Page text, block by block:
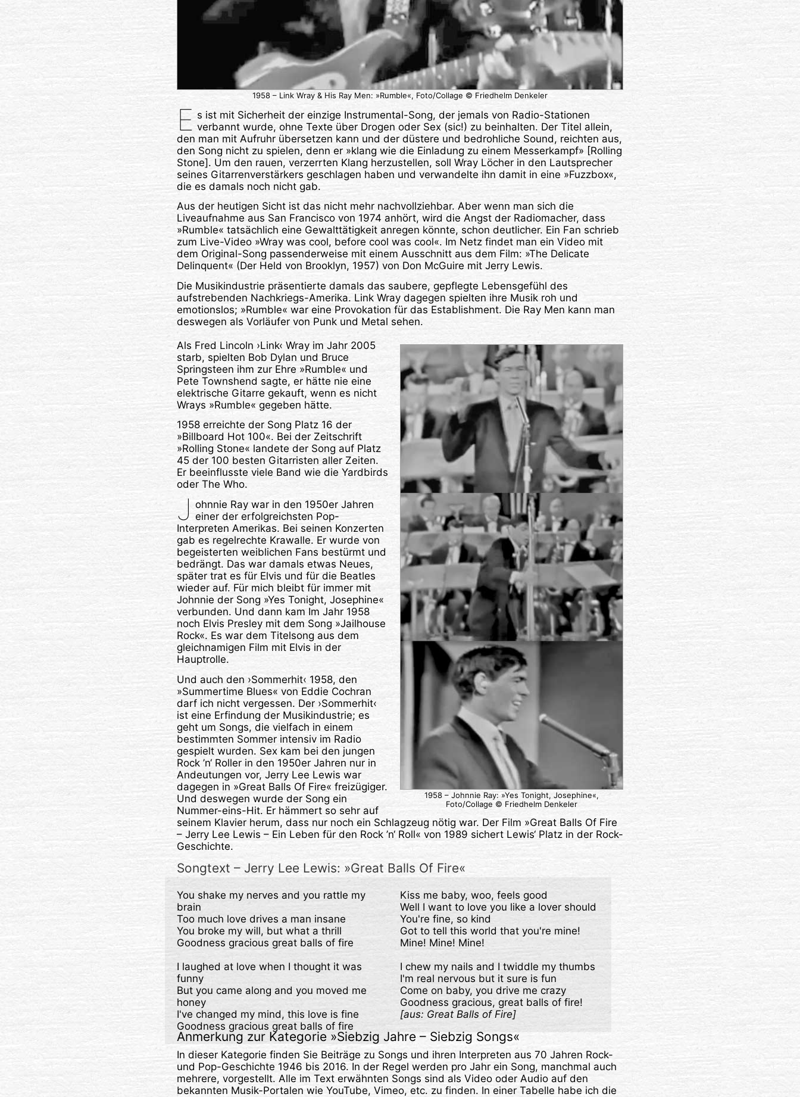
1958 – Link Wray & His Ray Men: »Rumble«, Foto/Collage © Friedhelm Denkeler
E s ist mit Sicherheit der einzige Instrumental-Song, der jemals von Radio-Stationen
verbannt wurde, ohne Texte über Drogen oder Sex (sic!) zu beinhalten. Der Titel allein,
den man mit Aufruhr übersetzen kann und der düstere und bedrohliche Sound, reichten aus,
den Song nicht zu spielen, denn er »klang wie die Einladung zu einem Messerkampf» [Rolling
Stone]. Um den rauen, verzerrten Klang herzustellen, soll Wray Löcher in den Lautsprecher
seines Gitarrenverstärkers geschlagen haben und verwandelte ihn damit in eine »Fuzzbox«,
die es damals noch nicht gab.
Aus der heutigen Sicht ist das nicht mehr nachvollziehbar. Aber wenn man sich die
Liveaufnahme aus San Francisco von 1974 anhört, wird die Angst der Radiomacher, dass
»Rumble« tatsächlich eine Gewalttätigkeit anregen könnte, schon deutlicher. Ein Fan schrieb
zum Live-Video »Wray was cool, before cool was cool«. Im Netz findet man ein Video mit
dem Original-Song passenderweise mit einem Ausschnitt aus dem Film: »The Delicate
Delinquent« (Der Held von Brooklyn, 1957) von Don McGuire mit Jerry Lewis.
Die Musikindustrie präsentierte damals das saubere, gepflegte Lebensgefühl des
aufstrebenden Nachkriegs-Amerika. Link Wray dagegen spielten ihre Musik roh und
emotionslos; »Rumble« war eine Provokation für das Establishment. Die Ray Men kann man
deswegen als Vorläufer von Punk und Metal sehen.
1958 – Johnnie Ray: »Yes Tonight, Josephine«,
Foto/Collage © Friedhelm Denkeler
Als Fred Lincoln ›Link‹ Wray im Jahr 2005
starb, spielten Bob Dylan und Bruce
Springsteen ihm zur Ehre »Rumble« und
Pete Townshend sagte, er hätte nie eine
elektrische Gitarre gekauft, wenn es nicht
Wrays »Rumble« gegeben hätte.
1958 erreichte der Song Platz 16 der
»Billboard Hot 100«. Bei der Zeitschrift
»Rolling Stone« landete der Song auf Platz
45 der 100 besten Gitarristen aller Zeiten.
Er beeinflusste viele Band wie die Yardbirds
oder The Who.
J ohnnie Ray war in den 1950er Jahren
einer der erfolgreichsten Pop-
Interpreten Amerikas. Bei seinen Konzerten
gab es regelrechte Krawalle. Er wurde von
begeisterten weiblichen Fans bestürmt und
bedrängt. Das war damals etwas Neues,
später trat es für Elvis und für die Beatles
wieder auf. Für mich bleibt für immer mit
Johnnie der Song »Yes Tonight, Josephine«
verbunden. Und dann kam Im Jahr 1958
noch Elvis Presley mit dem Song »Jailhouse
Rock«. Es war dem Titelsong aus dem
gleichnamigen Film mit Elvis in der
Hauptrolle.
Und auch den ›Sommerhit‹ 1958, den
»Summertime Blues« von Eddie Cochran
darf ich nicht vergessen. Der ›Sommerhit‹
ist eine Erfindung der Musikindustrie; es
geht um Songs, die vielfach in einem
bestimmten Sommer intensiv im Radio
gespielt wurden. Sex kam bei den jungen
Rock ’n‘ Roller in den 1950er Jahren nur in
Andeutungen vor, Jerry Lee Lewis war
dagegen in »Great Balls Of Fire« freizügiger.
Und deswegen wurde der Song ein
Nummer-eins-Hit. Er hämmert so sehr auf
seinem Klavier herum, dass nur noch ein Schlagzeug nötig war. Der Film »Great Balls Of Fire
– Jerry Lee Lewis – Ein Leben für den Rock ’n‘ Roll« von 1989 sichert Lewis‘ Platz in der Rock-
Geschichte.
Songtext – Jerry Lee Lewis: »Great Balls Of Fire«
You shake my nerves and you rattle my
brain
Too much love drives a man insane
You broke my will, but what a thrill
Goodness gracious great balls of fire
I laughed at love when I thought it was
funny
But you came along and you moved me
honey
I've changed my mind, this love is fine
Goodness gracious great balls of fire
Kiss me baby, woo, feels good
Well I want to love you like a lover should
You're fine, so kind
Got to tell this world that you're mine!
Mine! Mine! Mine!
I chew my nails and I twiddle my thumbs
I'm real nervous but it sure is fun
Come on baby, you drive me crazy
[aus: Great Balls of Fire]
Anmerkung zur Kategorie »Siebzig Jahre – Siebzig Songs«
In dieser Kategorie finden Sie Beiträge zu Songs und ihren Interpreten aus 70 Jahren Rock-
und Pop-Geschichte 1946 bis 2016. In der Regel werden pro Jahr ein Song, manchmal auch
mehrere, vorgestellt. Alle im Text erwähnten Songs sind als Video oder Audio auf den
bekannten Musik-Portalen wie YouTube, Vimeo, etc. zu finden. In einer Tabelle habe ich die